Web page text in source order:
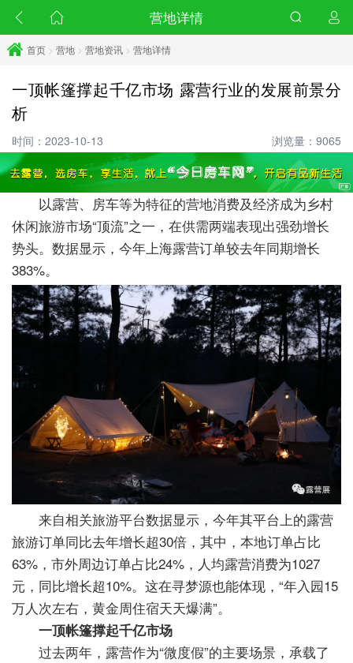
营地详情
首页 > 营地 > 营地资讯 > 营地详情
一顶帐篷撑起千亿市场 露营行业的发展前景分
析
时间：2023-10-13 浏览量：9065
以露营、房车等为特征的营地消费及经济成为乡村
休闲旅游市场“顶流”之一，在供需两端表现出强劲增长
势头。数据显示，今年上海露营订单较去年同期增长
383%。
来自相关旅游平台数据显示，今年其平台上的露营
旅游订单同比去年增长超30倍，其中，本地订单占比
63%，市外周边订单占比24%，人均露营消费为1027
元，同比增长超10%。这在寻梦源也能体现，“年入园15
万人次左右，黄金周住宿天天爆满”。
一顶帐篷撑起千亿市场
过去两年，露营作为“微度假”的主要场景，承载了